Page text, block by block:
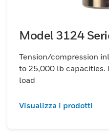
Model 3124
Tension/compression
to 25,000 lb
load
Visualizza i prodotti